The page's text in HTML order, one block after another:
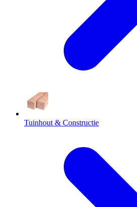
Tuinhout & Constructie